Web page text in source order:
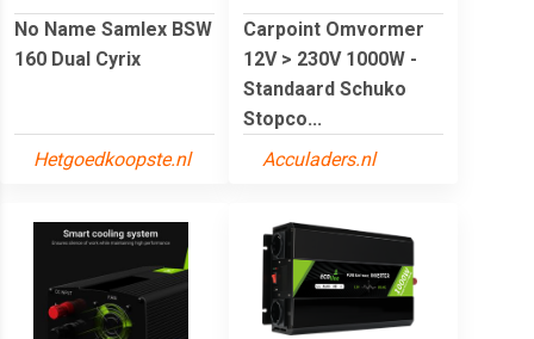
No Name Samlex BSW
160 Dual Cyrix
Hetgoedkoopste.nl
Carpoint Omvormer
12V > 230V 1000W -
Standaard Schuko
Stopco...
Acculaders.nl